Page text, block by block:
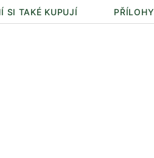
SI TAKÉ KUPUJÍ PŘÍLOHY